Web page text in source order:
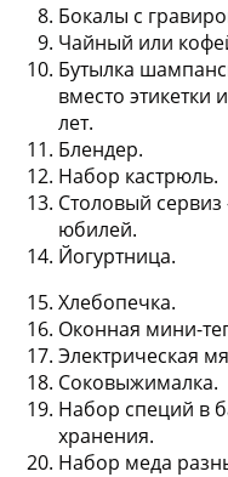
Бокалы с
Чайный или
Бутылка
вместо этикетки
лет.
Блендер.
Набор кастрюль.
Столовый
юбилей.
Йогуртница.
Хлебопечка.
Оконная мини-
Электрическая
Соковыжималка.
Набор специй в
хранения.
Набор меда